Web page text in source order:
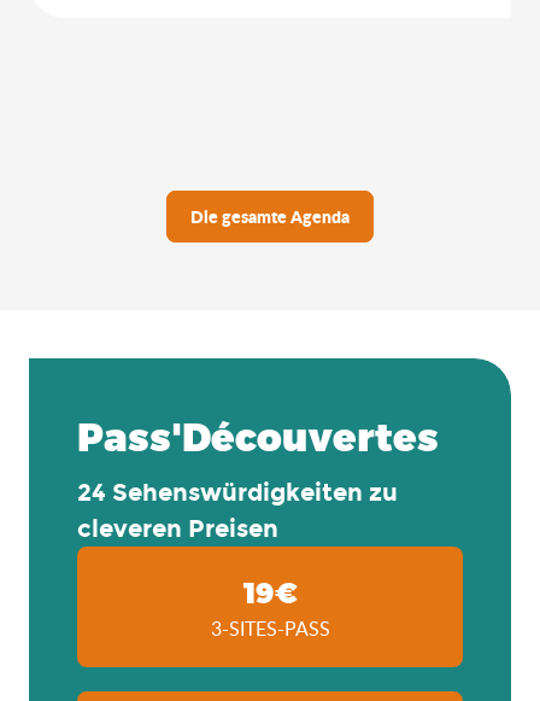
Die gesamte Agenda
Pass'Découvertes
24 Sehenswürdigkeiten zu
cleveren Preisen
19€
3-SITES-PASS